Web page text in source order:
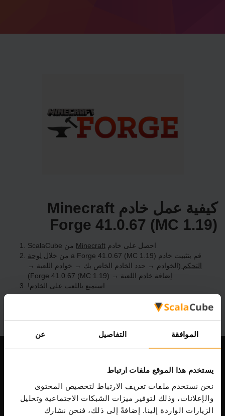
الموافقة التفاصيل عن
يستخدم هذا الموقع ملفات ارتباط
نحن نستخدم ملفات تعريف الارتباط لتخصيص المحتوى
والإعلانات، وذلك لتوفير ميزات الشبكات الاجتماعية وتحليل
الزيارات الواردة إلينا. إضافةً إلى ذلك، فنحن نشارك
كيفية عمل خادم Minecraft
Forge 41.0.67 (MC 1.19)
احصل على خادم Minecraft من ScalaCube
قم بتثبيت خادم a Forge 41.0.67 (MC 1.19) من خلال
لوحة
التحكم (الخوادم → حدد الخادم الخاص بك → خوادم اللعبة →
إضافة خادم اللعبة → Forge 41.0.67 (MC 1.19))
استمتع باللعب على الخادم!
Scalable Hosting Solutions OÜ